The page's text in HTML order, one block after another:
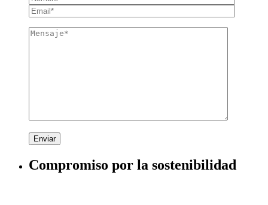
Enviar
Compromiso por la sostenibilidad